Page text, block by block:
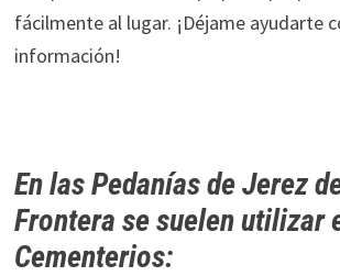
fácilmente al lugar. ¡Déjame ayudarte
información!
En las Pedanías de Jerez
Frontera se suelen utilizar
Cementerios: